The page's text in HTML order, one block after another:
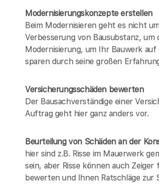
Modernisierungskonzepte erstellen
Beim Modernisieren geht es nicht
Verbesserung von Bausubstanz,
Modernisierung, um Ihr Bauwerk
sparen durch seine großen
Versicherungsschäden bewerten
Der Bausachverständige einer
Auftrag geht hier ganz anders vor.
Beurteilung von Schäden an der
hier sind z.B. Risse im Mauerwerk
sein, aber Risse können auch
bewerten und Ihnen Ratschläge zur